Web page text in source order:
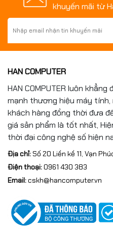
khuyến mãi từ
HAN COMPUTER
HAN COMPUTER luôn
mạnh thương hiệu máy tính,
khách hàng đồng thời đưa
giá sản phẩm là tốt nhất,
thời đại công nghệ số hiện
Địa chỉ:Số 20 Liền kề 11, Vạn
Điện thoại:0961 430 383
Email:cskh@hancomputer.vn